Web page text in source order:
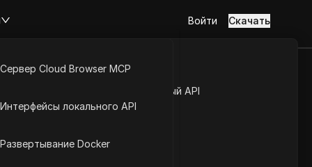
Открытый API
Сервер Cloud Browser MCP
Интерфейсы локального API
Развертывание Docker
Войти Скачать
в
цены.